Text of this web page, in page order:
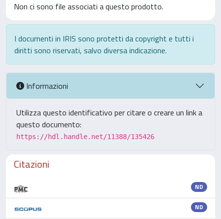
Non ci sono file associati a questo prodotto.
I documenti in IRIS sono protetti da copyright e tutti i
diritti sono riservati, salvo diversa indicazione.
Informazioni
Utilizza questo identificativo per citare o creare un link a
questo documento:
https://hdl.handle.net/11388/135426
Citazioni
ND
ND